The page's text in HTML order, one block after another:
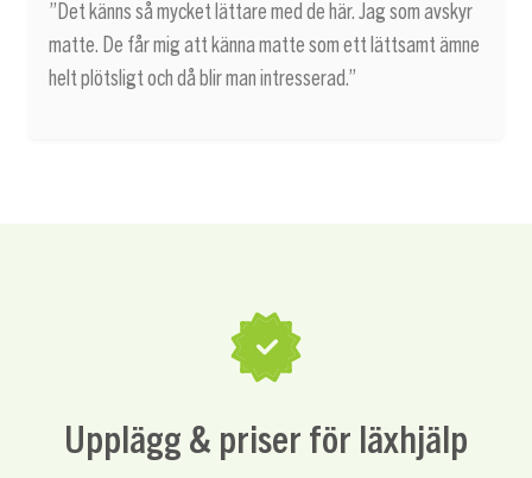
”Det känns så mycket lättare med de här. Jag som avskyr
matte. De får mig att känna matte som ett lättsamt ämne
helt plötsligt och då blir man intresserad.”
Upplägg & priser för läxhjälp